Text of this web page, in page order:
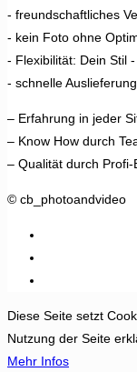
- freundschaftliches
- kein Foto ohne
- Flexibilität: Dein Stil
- schnelle
– Erfahrung in jeder
– Know How durch
– Qualität durch Profi-
© cb_photoandvideo
Diese Seite setzt
Nutzung der Seite
Mehr Infos